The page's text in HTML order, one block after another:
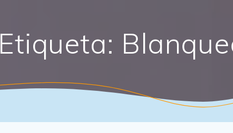
Etiqueta: